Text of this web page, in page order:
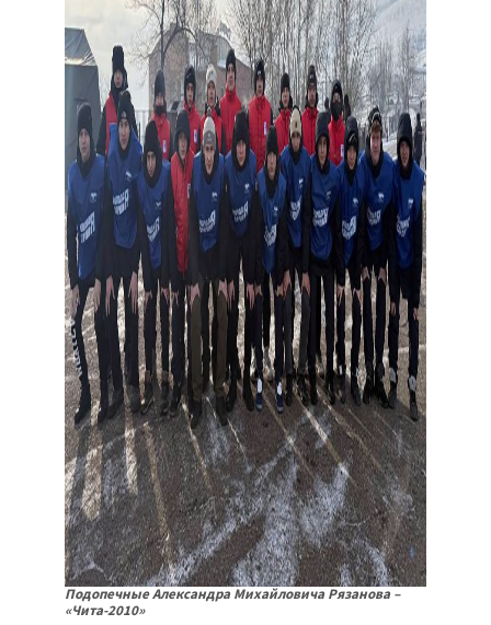
Подопечные Александра Михайловича Рязанова –
«Чита-2010»